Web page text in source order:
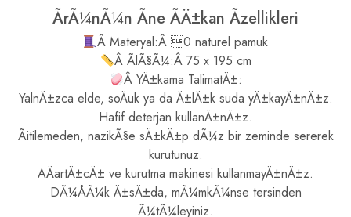
ÃrÃ¼nÃ¼n Ãne ÃÄ±kan Ãzellikleri
Â Materyal:Â 0 naturel pamuk
Â ÃlÃ§Ã¼:Â 75 x 195 cm
Â YÄ±kama TalimatÄ±:
YalnÄ±zca elde, soÄuk ya da Ä±lÄ±k suda yÄ±kayÄ±nÄ±z.
Hafif deterjan kullanÄ±nÄ±z.
Ãitilemeden, nazikÃ§e sÄ±kÄ±p dÃ¼z bir zeminde sererek
kurutunuz.
AÄartÄ±cÄ± ve kurutma makinesi kullanmayÄ±nÄ±z.
DÃ¼ÅÃ¼k Ä±sÄ±da, mÃ¼mkÃ¼nse tersinden
Ã¼tÃ¼leyiniz.